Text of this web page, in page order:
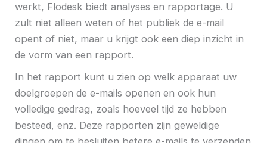
werkt, Flodesk biedt analyses en rapportage. U
zult niet alleen weten of het publiek de e-mail
opent of niet, maar u krijgt ook een diep inzicht in
de vorm van een rapport.
In het rapport kunt u zien op welk apparaat uw
doelgroepen de e-mails openen en ook hun
volledige gedrag, zoals hoeveel tijd ze hebben
besteed, enz. Deze rapporten zijn geweldige